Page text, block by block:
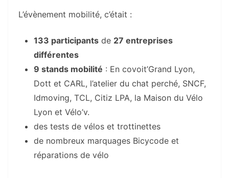
L’évènement mobilité, c’était :
133 participants de 27 entreprises
différentes
9 stands mobilité : En covoit’Grand Lyon,
Dott et CARL, l’atelier du chat perché, SNCF,
Idmoving, TCL, Citiz LPA, la Maison du Vélo
Lyon et Vélo’v.
des tests de vélos et trottinettes
de nombreux marquages Bicycode et
réparations de vélo